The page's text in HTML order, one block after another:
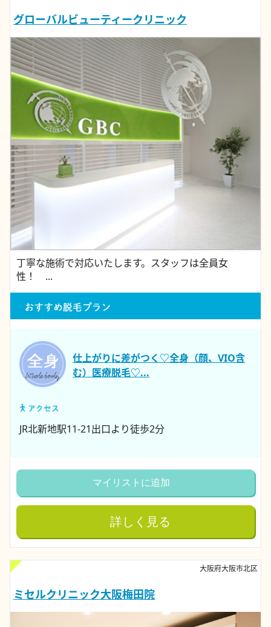
グローバルビューティークリニック
丁寧な施術で対応いたします。スタッフは全員女
性！ ...
仕上がりに差がつく♡全身（顔、VIO含
む）医療脱毛♡...
JR北新地駅11-21出口より徒歩2分
マイリストに追加
詳しく見る
大阪府大阪市北区
ミセルクリニック大阪梅田院